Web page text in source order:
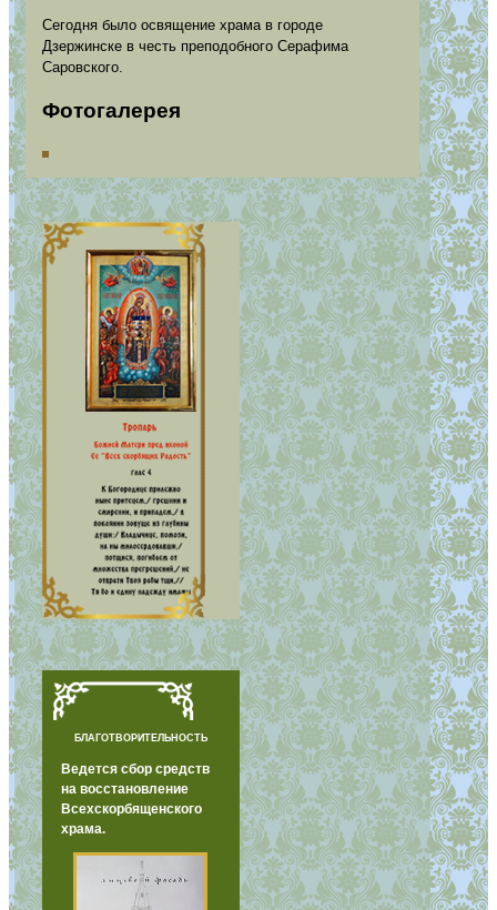
Сегодня было освящение храма в городе
Дзержинске в честь преподобного Серафима
Саровского.
Фотогалерея
БЛАГОТВОРИТЕЛЬНОСТЬ
Ведется сбор средств
на восстановление
Всехскорбященского
храма.